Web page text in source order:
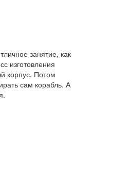
занятие, как
изготовления
корпус. Потом
сам корабль. А